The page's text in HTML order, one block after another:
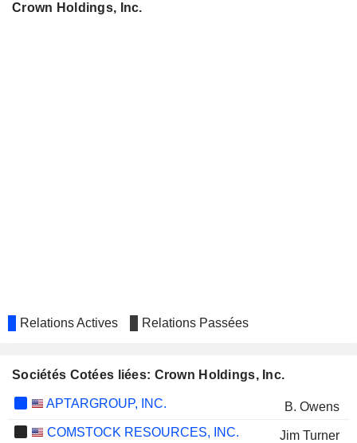
Crown Holdings, Inc.
Relations Actives Relations Passées
Sociétés Cotées liées: Crown Holdings, Inc.
APTARGROUP, INC.
B. Owens
COMSTOCK RESOURCES, INC.
Jim Turner